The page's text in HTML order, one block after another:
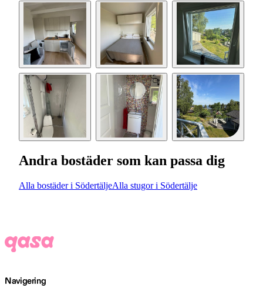
Andra bostäder som kan passa dig
Alla bostäder i SödertäljeAlla stugor i Södertälje
Navigering